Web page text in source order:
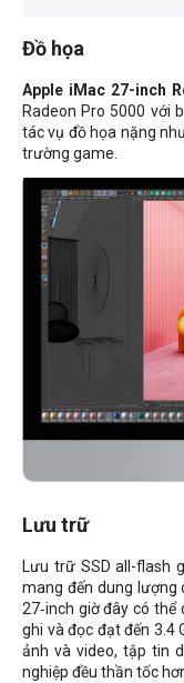
Đồ họa
Apple iMac 27-inch
Radeon Pro 5000 với
tác vụ đồ họa nặng
trường game.
Lưu trữ
Lưu trữ SSD all-flash
mang đến dung lượng
27‑inch giờ đây có thể
ghi và đọc đạt đến 3.4
ảnh và video, tập tin
nghiệp đều thần tốc